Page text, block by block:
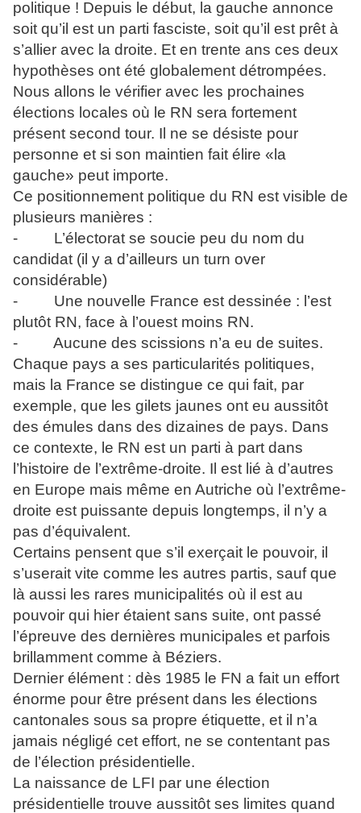
politique ! Depuis le début, la gauche annonce
soit qu’il est un parti fasciste, soit qu’il est prêt à
s’allier avec la droite. Et en trente ans ces deux
hypothèses ont été globalement détrompées.
Nous allons le vérifier avec les prochaines
élections locales où le RN sera fortement
présent second tour. Il ne se désiste pour
personne et si son maintien fait élire «la
gauche» peut importe.
Ce positionnement politique du RN est visible de
plusieurs manières :
- L’électorat se soucie peu du nom du
candidat (il y a d’ailleurs un turn over
considérable)
- Une nouvelle France est dessinée : l’est
plutôt RN, face à l’ouest moins RN.
- Aucune des scissions n’a eu de suites.
Chaque pays a ses particularités politiques,
mais la France se distingue ce qui fait, par
exemple, que les gilets jaunes ont eu aussitôt
des émules dans des dizaines de pays. Dans
ce contexte, le RN est un parti à part dans
l’histoire de l’extrême-droite. Il est lié à d’autres
en Europe mais même en Autriche où l’extrême-
droite est puissante depuis longtemps, il n’y a
pas d’équivalent.
Certains pensent que s’il exerçait le pouvoir, il
s’userait vite comme les autres partis, sauf que
là aussi les rares municipalités où il est au
pouvoir qui hier étaient sans suite, ont passé
l’épreuve des dernières municipales et parfois
brillamment comme à Béziers.
Dernier élément : dès 1985 le FN a fait un effort
énorme pour être présent dans les élections
cantonales sous sa propre étiquette, et il n’a
jamais négligé cet effort, ne se contentant pas
de l’élection présidentielle.
La naissance de LFI par une élection
présidentielle trouve aussitôt ses limites quand